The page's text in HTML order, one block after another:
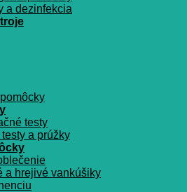
a dezinfekcia
testy
a prúžky
a hrejivé vankúšiky